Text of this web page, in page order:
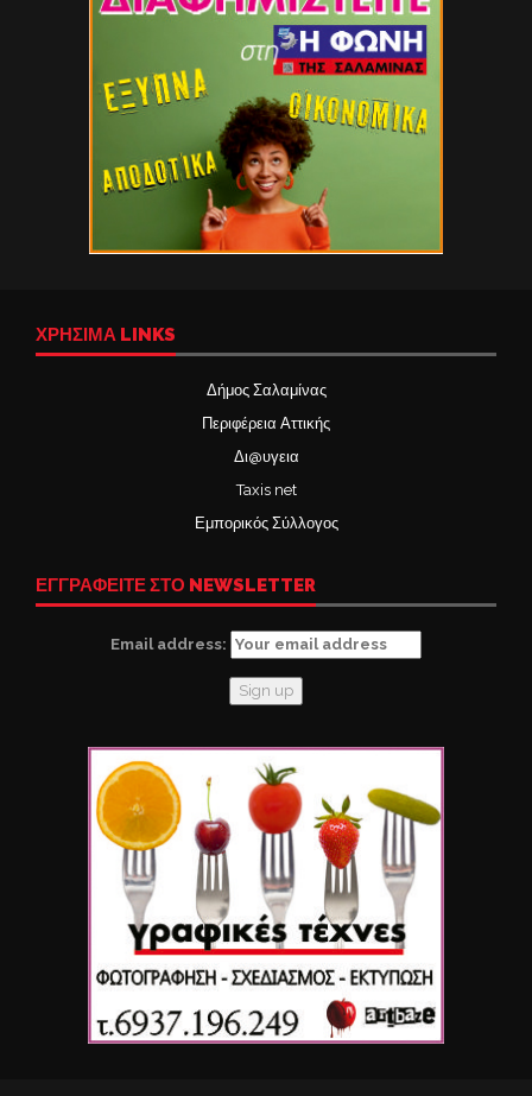
ΧΡΉΣΙΜΑ LINKS
Δήμος Σαλαμίνας
Περιφέρεια Αττικής
Δι@υγεια
Taxis net
Εμπορικός Σύλλογος
ΕΓΓΡΑΦΕΙΤΕ ΣΤΟ NEWSLETTER
Email address: